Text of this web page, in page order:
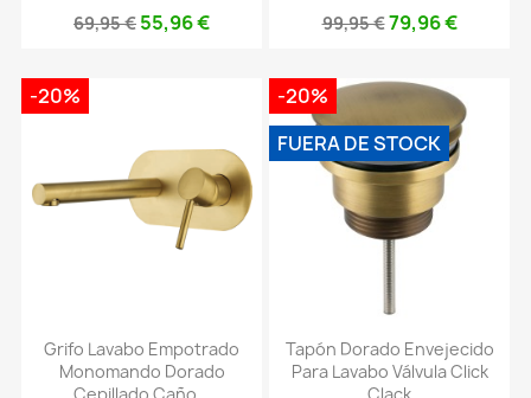
69,95 € 55,96 €
99,95 €79,96 €
Grifo Lavabo Empotrado
Monomando Dorado
-20%
Tapón Dorado Envejecido
Para Lavabo Válvula Click
-20%
FUERA DE STOCK